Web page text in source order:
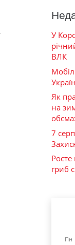
У
ВЛК
Як
на
7
гриб
Пн